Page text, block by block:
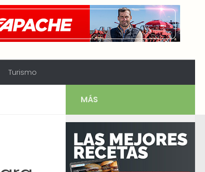
Turismo
MÁS